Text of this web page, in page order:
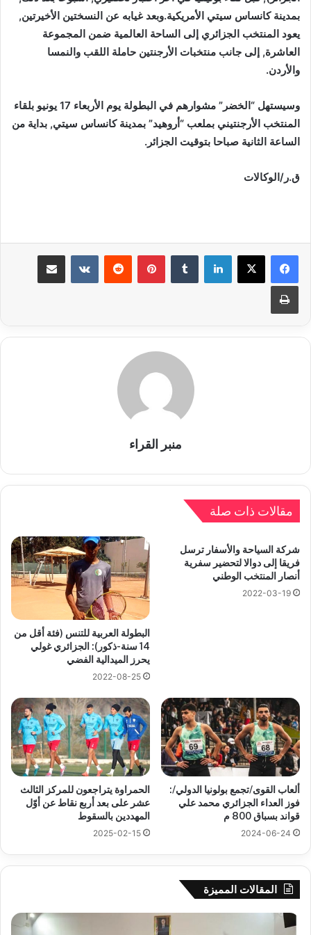
بمدينة كانساس سيتي الأمريكية.وبعد غيابه عن النسختين الأخيرتين,
يعود المنتخب الجزائري إلى الساحة العالمية ضمن المجموعة
العاشرة, إلى جانب منتخبات الأرجنتين حاملة اللقب والنمسا
والأردن.
وسيستهل “الخضر” مشوارهم في البطولة يوم الأربعاء 17 يونيو بلقاء
المنتخب الأرجنتيني بملعب “أروهيد” بمدينة كانساس سيتي, بداية من
الساعة الثانية صباحا بتوقيت الجزائر.
ق.ر/الوكالات
لينكدإن بينتيريست
طباعة
منبر القراء
مقالات ذات صلة
شركة السياحة والأسفار ترسل
فريقا إلى دوالا لتحضير سفرية
أنصار المنتخب الوطني
2022-03-19
البطولة العربية للتنس (فئة أقل من
14 سنة-ذكور): الجزائري غولي
يحرز الميدالية الفضي
2022-08-25
ألعاب القوى/تجمع بولونيا الدولي/:
فوز العداء الجزائري محمد علي
قواند بسباق 800 م
2024-06-24
الحمراوة يتراجعون للمركز الثالث
عشر على بعد أربع نقاط عن أوّل
المهددين بالسقوط
2025-02-15
المقالات المميزة
جيجل: